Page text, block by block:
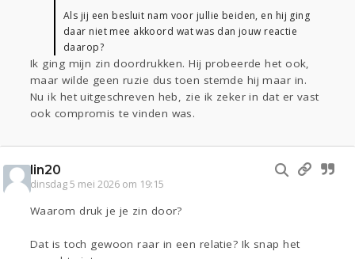
Als jij een besluit nam voor jullie beiden, en hij ging
daar niet mee akkoord wat was dan jouw reactie
daarop?
Ik ging mijn zin doordrukken. Hij probeerde het ook,
maar wilde geen ruzie dus toen stemde hij maar in.
Nu ik het uitgeschreven heb, zie ik zeker in dat er vast
ook compromis te vinden was.
lin20
dinsdag 5 mei 2026 om 19:15
Waarom druk je je zin door?
Dat is toch gewoon raar in een relatie? Ik snap het